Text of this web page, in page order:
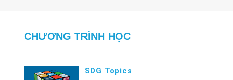
CHƯƠNG TRÌNH HỌC
SDG Topics